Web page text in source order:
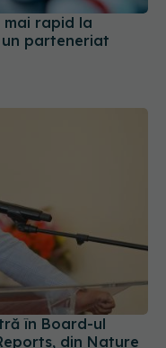
în Board-ul
din Nature